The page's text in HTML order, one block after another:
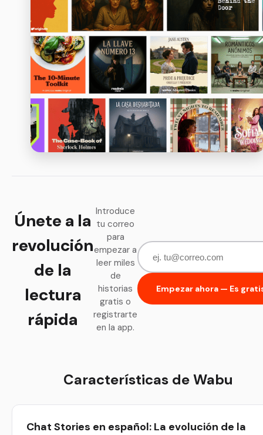
Únete a la
revolución
de la
lectura
rápida
Introduce
tu correo
para
empezar a
leer miles
de
historias
gratis o
registrarte
en la app.
Empezar ahora — Es
Características de Wabu
Chat Stories en español: La evolución de la